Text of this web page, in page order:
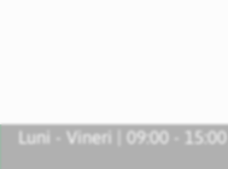
Luni - Vineri | 09:00 - 15:00